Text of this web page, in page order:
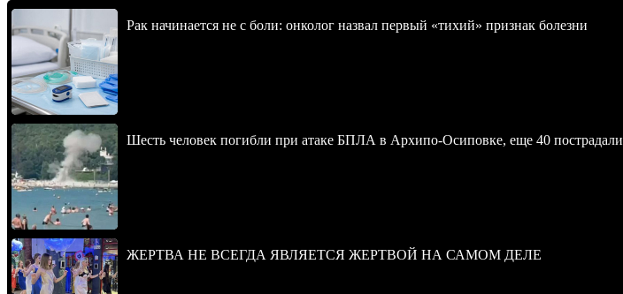
Рак начинается не с боли: онколог назвал первый «тихий» признак болезни
Шесть человек погибли при атаке БПЛА в Архипо-Осиповке, еще 40 пострадали
ЖЕРТВА НЕ ВСЕГДА ЯВЛЯЕТСЯ ЖЕРТВОЙ НА САМОМ ДЕЛЕ